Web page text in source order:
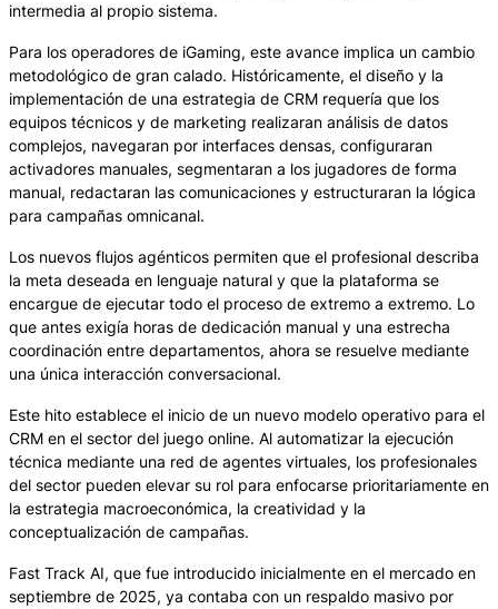
intermedia al propio sistema.
Para los operadores de iGaming, este avance implica un cambio
metodológico de gran calado. Históricamente, el diseño y la
implementación de una estrategia de CRM requería que los
equipos técnicos y de marketing realizaran análisis de datos
complejos, navegaran por interfaces densas, configuraran
activadores manuales, segmentaran a los jugadores de forma
manual, redactaran las comunicaciones y estructuraran la lógica
para campañas omnicanal.
Los nuevos flujos agénticos permiten que el profesional describa
la meta deseada en lenguaje natural y que la plataforma se
encargue de ejecutar todo el proceso de extremo a extremo. Lo
que antes exigía horas de dedicación manual y una estrecha
coordinación entre departamentos, ahora se resuelve mediante
una única interacción conversacional.
Este hito establece el inicio de un nuevo modelo operativo para el
CRM en el sector del juego online. Al automatizar la ejecución
técnica mediante una red de agentes virtuales, los profesionales
del sector pueden elevar su rol para enfocarse prioritariamente en
la estrategia macroeconómica, la creatividad y la
conceptualización de campañas.
Fast Track AI, que fue introducido inicialmente en el mercado en
septiembre de 2025, ya contaba con un respaldo masivo por